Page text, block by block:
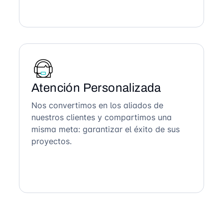
Atención Personalizada
Nos convertimos en los aliados de
nuestros clientes y compartimos una
misma meta: garantizar el éxito de sus
proyectos.